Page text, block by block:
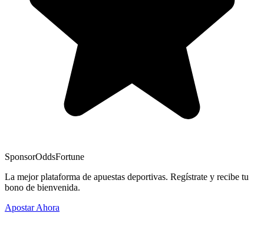
SponsorOddsFortune
La mejor plataforma de apuestas deportivas. Regístrate y recibe tu
bono de bienvenida.
Apostar Ahora